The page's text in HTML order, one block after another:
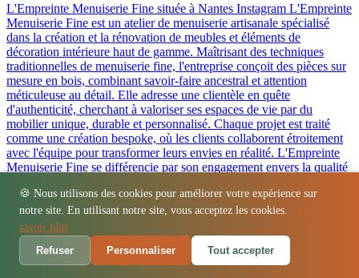
🍪 Nous utilisons des cookies pour améliorer votre expérience sur
notre site. En utilisant notre site, vous acceptez les cookies.
savoir plus
Refuser
Personnaliser Tout accepter
L'Empreinte Menuiserie Fine située à Nantes Instagram L'Empreinte
Menuiserie Fine est un atelier de menuiserie artisanale spécialisé
dans la création et la rénovation de meubles et éléments de
décoration intérieure haut de gamme. Maîtrisant des techniques
traditionnelles de menuiserie fine, l'entreprise conçoit des pièces sur
mesure en bois, combinant savoir-faire ancestral et attention
méticuleuse au détail. Elle adresse une clientèle en quête
d'authenticité, cherchant à valoriser ses espaces de vie par du
mobilier unique, durable et personnalisé. Chaque projet est traité
comme une création bespoke, où les clients collaborent étroitement
avec l'équipe pour transformer leurs envies en réalité. L'Empreinte
Menuiserie Fine se différencie par son engagement envers la qualité
offrant une alternative réfléchie aux productions industrielles
standardisées.